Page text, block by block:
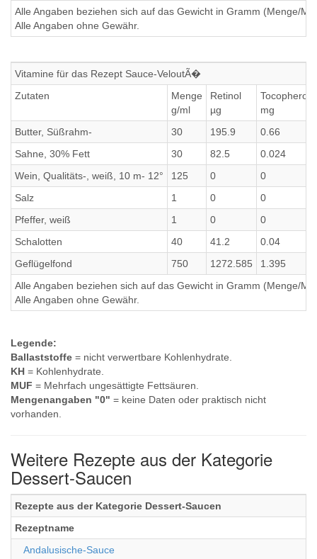
Alle Angaben beziehen sich auf das Gewicht in Gramm (Menge/
Alle Angaben ohne Gewähr.
Vitamine für das Rezept Sauce-VeloutÃ�
Zutaten
Menge
g/ml
Retinol
µg
Tocopherol
mg
Butter, Süßrahm-
30 195.9
0.66
Sahne, 30% Fett
30 82.5
0.024
Wein, Qualitäts-, weiß, 10 m- 12°
125 0
0
Salz
1 0
0
Pfeffer, weiß
1 0
0
Schalotten
40 41.2
0.04
Geflügelfond
750 1272.585
1.395
Alle Angaben beziehen sich auf das Gewicht in Gramm (Menge/
Alle Angaben ohne Gewähr.
Legende:
Ballaststoffe = nicht verwertbare Kohlenhydrate.
KH = Kohlenhydrate.
MUF = Mehrfach ungesättigte Fettsäuren.
Mengenangaben "0" = keine Daten oder praktisch nicht
vorhanden.
Weitere Rezepte aus der Kategorie
Dessert-Saucen
Rezepte aus der Kategorie Dessert-Saucen
Rezeptname
Andalusische-Sauce